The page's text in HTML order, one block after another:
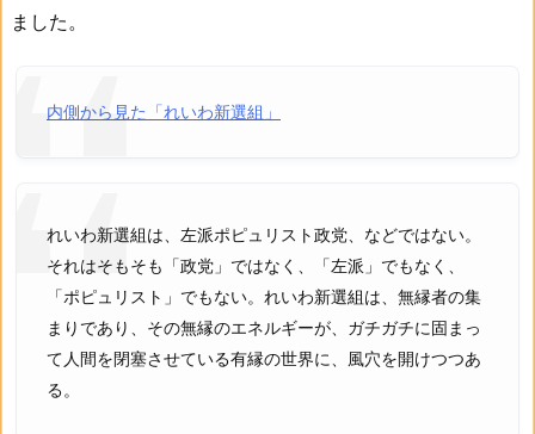
ました。
内側から見た「れいわ新選組」
れいわ新選組は、左派ポピュリスト政党、などではない。
それはそもそも「政党」ではなく、「左派」でもなく、
「ポピュリスト」でもない。れいわ新選組は、無縁者の集
まりであり、その無縁のエネルギーが、ガチガチに固まっ
て人間を閉塞させている有縁の世界に、風穴を開けつつあ
る。